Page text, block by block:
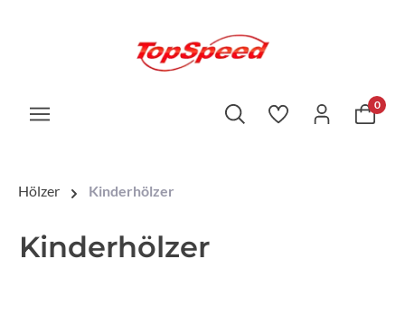
0
Hölzer Kinderhölzer
Kinderhölzer